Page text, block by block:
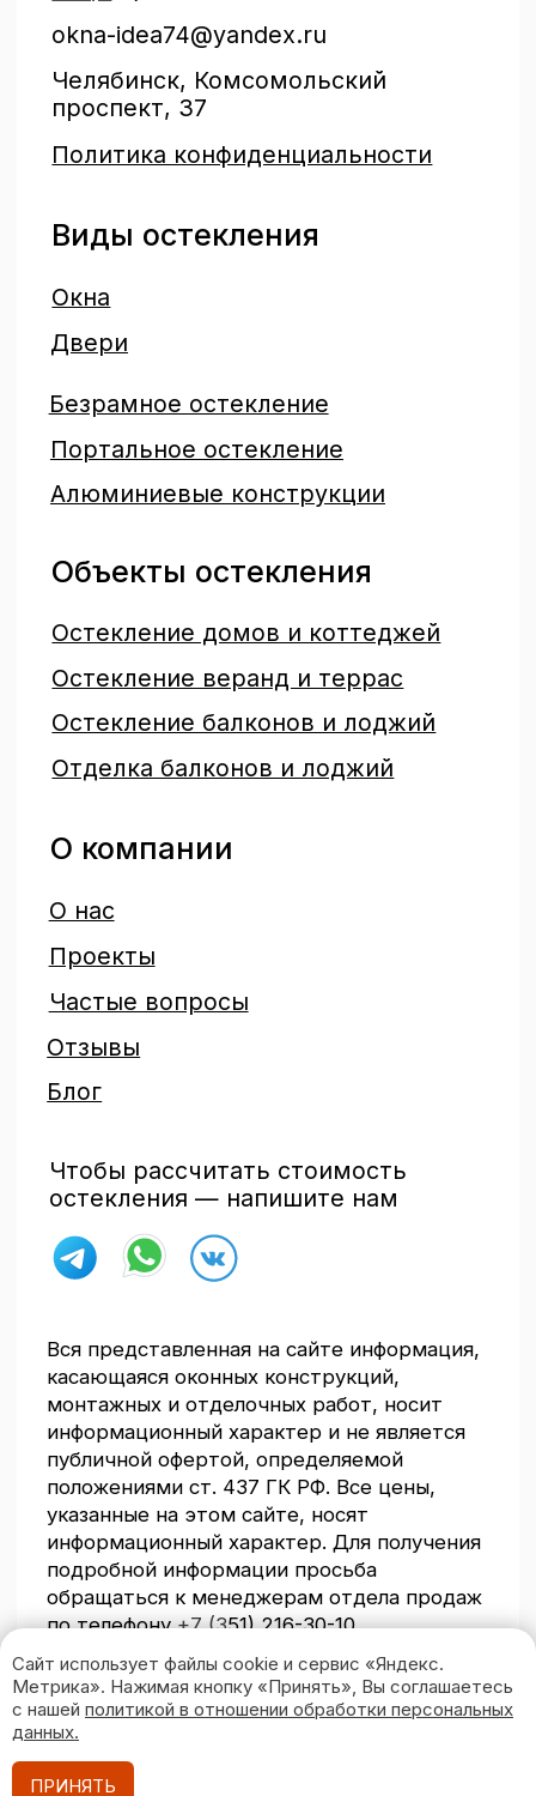
Сайт использует файлы cookie и сервис «Яндекс.
Метрика». Нажимая кнопку «Принять», Вы соглашаетесь
с нашей политикой в отношении обработки персональных
данных.
ПРИНЯТЬ